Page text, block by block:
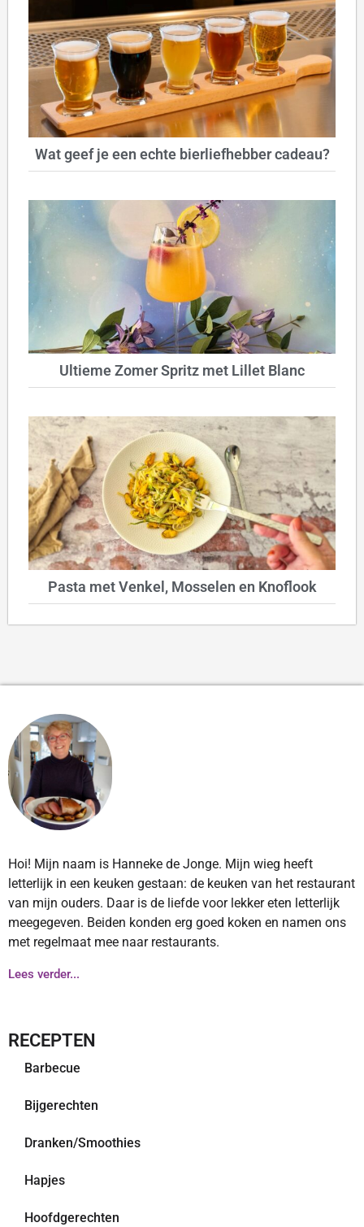
Wat geef je een echte bierliefhebber cadeau?
Ultieme Zomer Spritz met Lillet Blanc
Pasta met Venkel, Mosselen en Knoflook
Hoi! Mijn naam is Hanneke de Jonge. Mijn wieg heeft
letterlijk in een keuken gestaan: de keuken van het restaurant
van mijn ouders. Daar is de liefde voor lekker eten letterlijk
meegegeven. Beiden konden erg goed koken en namen ons
met regelmaat mee naar restaurants.
Lees verder...
RECEPTEN
Barbecue
Bijgerechten
Dranken/Smoothies
Hapjes
Hoofdgerechten